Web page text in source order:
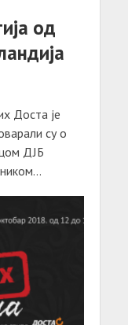
од
Доста је
су о
ДЈБ